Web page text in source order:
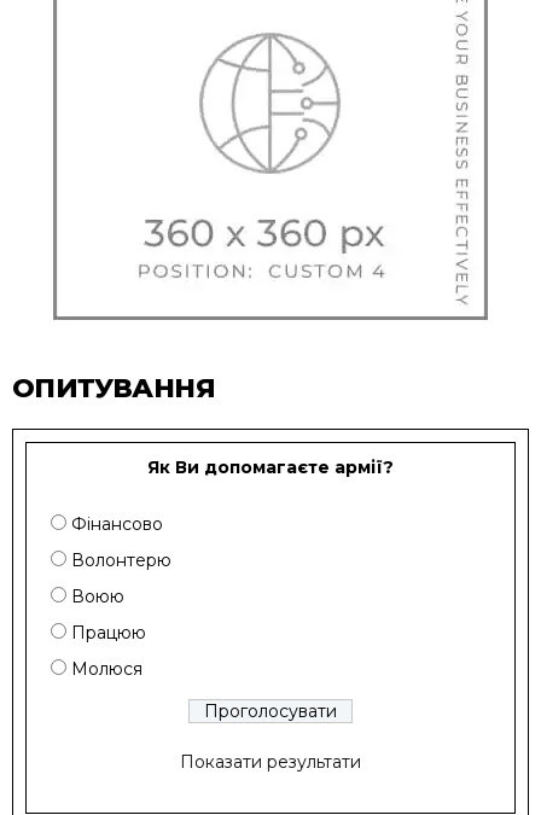
ОПИТУВАННЯ
Як Ви допомагаєте армії?
Фінансово
Волонтерю
Воюю
Працюю
Молюся
Показати результати